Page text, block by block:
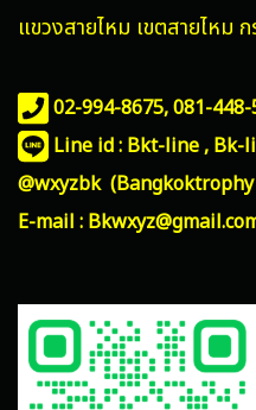
แขวงสายไหม เขตสายไหม
02-994-8675, 081-
Line id : Bkt-line , Bk-
@wxyzbk
E-mail :